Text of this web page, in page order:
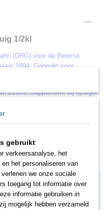
1/2kl
(DRG) voor de Beierse
1894. Gebruikt voor
22005. Supplement bij rijtuigen
kortkoppeling.
gebruikt
verkeersanalyse, het
het personaliseren van
we onze sociale
toegang tot informatie over
informatie gebruiken in
mogelijk hebben verzameld